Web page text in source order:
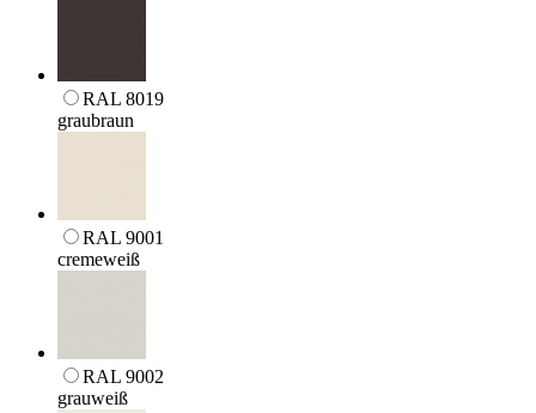
RAL 8019
graubraun
RAL 9001
cremeweiß
RAL 9002
grauweiß